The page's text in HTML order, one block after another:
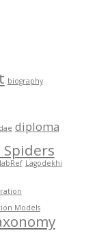
biography
diploma
JabRef Lagodekhi
Models